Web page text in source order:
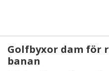
Golfbyxor dam för
banan